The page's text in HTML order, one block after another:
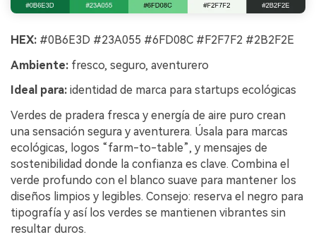
HEX: #0B6E3D #23A055 #6FD08C #F2F7F2 #2B2F2E
Ambiente: fresco, seguro, aventurero
Ideal para: identidad de marca para startups ecológicas
Verdes de pradera fresca y energía de aire puro crean
una sensación segura y aventurera. Úsala para marcas
ecológicas, logos “farm-to-table”, y mensajes de
sostenibilidad donde la confianza es clave. Combina el
verde profundo con el blanco suave para mantener los
diseños limpios y legibles. Consejo: reserva el negro para
tipografía y así los verdes se mantienen vibrantes sin
resultar duros.